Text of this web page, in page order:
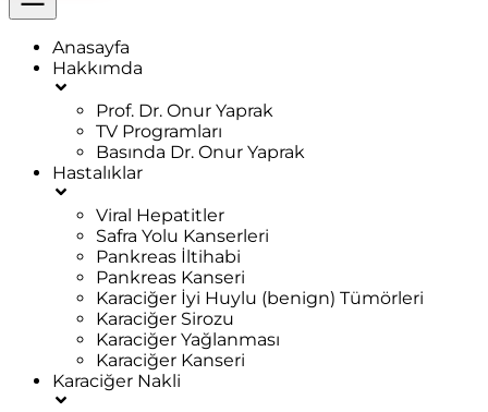
Anasayfa
Hakkımda
Prof. Dr. Onur Yaprak
TV Programları
Basında Dr. Onur Yaprak
Hastalıklar
Viral Hepatitler
Safra Yolu Kanserleri
Pankreas İltihabi
Pankreas Kanseri
Karaciğer İyi Huylu (benign) Tümörleri
Karaciğer Sirozu
Karaciğer Yağlanması
Karaciğer Kanseri
Karaciğer Nakli